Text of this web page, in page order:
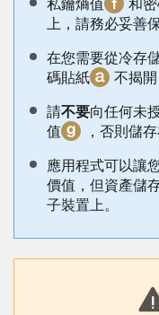
私鑰熵值 和
上，請務必妥善保
在您需要從冷存
碼貼紙
不揭
請不要向任何未
值
，否則儲
應用程式可以讓
價值，但資產儲
子裝置上。